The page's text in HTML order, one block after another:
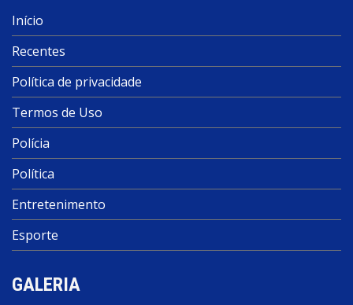
Início
Recentes
Política de privacidade
Termos de Uso
Polícia
Política
Entretenimento
Esporte
GALERIA